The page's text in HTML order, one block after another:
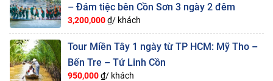
– Đám tiệc bên Cồn Sơn 3 ngày 2 đêm
3,200,000₫/ khách
Tour Miền Tây 1 ngày từ TP HCM: Mỹ Tho –
Bến Tre – Tứ Linh Cồn
950,000₫/ khách